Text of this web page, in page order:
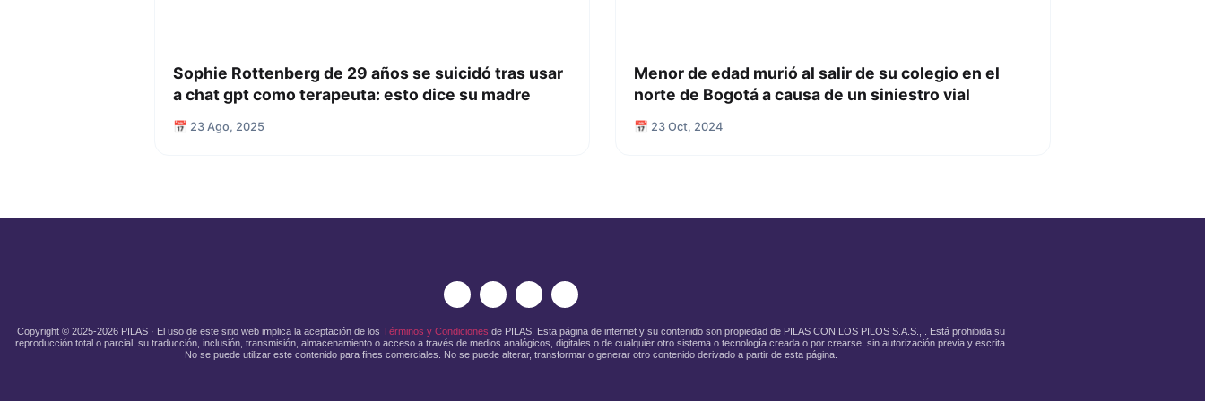
Sophie Rottenberg de 29 años se suicidó tras usar
a chat gpt como terapeuta: esto dice su madre
📅 23 Ago, 2025
Menor de edad murió al salir de su colegio en el
norte de Bogotá a causa de un siniestro vial
📅 23 Oct, 2024
Copyright © 2025-2026 PILAS · El uso de este sitio web implica la aceptación de los Términos y Condiciones de PILAS. Esta página de internet y su contenido son propiedad de PILAS CON LOS PILOS S.A.S., . Está prohibida su
reproducción total o parcial, su traducción, inclusión, transmisión, almacenamiento o acceso a través de medios analógicos, digitales o de cualquier otro sistema o tecnología creada o por crearse, sin autorización previa y escrita.
No se puede utilizar este contenido para fines comerciales. No se puede alterar, transformar o generar otro contenido derivado a partir de esta página.